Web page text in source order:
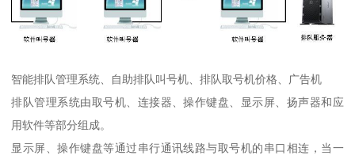
智能排队管理系统、自助排队叫号机、排队取号机价格、广告机
排队管理系统由取号机、连接器、操作键盘、显示屏、扬声器和应
用软件等部分组成。
显示屏、操作键盘等通过串行通讯线路与取号机的串口相连，当一